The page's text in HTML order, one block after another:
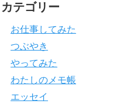
カテゴリー
お仕事してみた
つぶやき
やってみた
わたしのメモ帳
エッセイ